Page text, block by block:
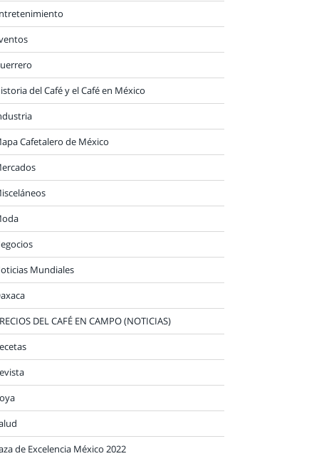
del Café y el Café en México
Cafetalero de México
Mundiales
DEL CAFÉ EN CAMPO (NOTICIAS)
de Excelencia México 2022